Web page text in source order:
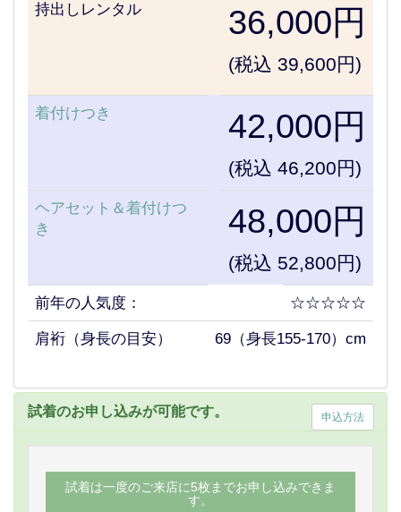
持出しレンタル 36,000円
(税込 39,600円)
着付けつき 42,000円
(税込 46,200円)
ヘアセット＆着付けつ
き
48,000円
(税込 52,800円)
前年の人気度： ☆☆☆☆☆
肩裄（身長の目安） 69（身長155-170）cm
申込方法
試着のお申し込みが可能です。
試着は一度のご来店に5枚までお申し込みできま
す。